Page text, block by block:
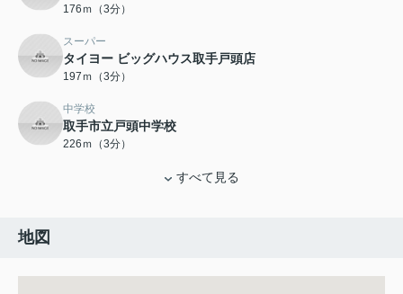
176ｍ（3分）
スーパー
タイヨー ビッグハウス取手戸頭店
197ｍ（3分）
中学校
取手市立戸頭中学校
226ｍ（3分）
すべて見る
地図